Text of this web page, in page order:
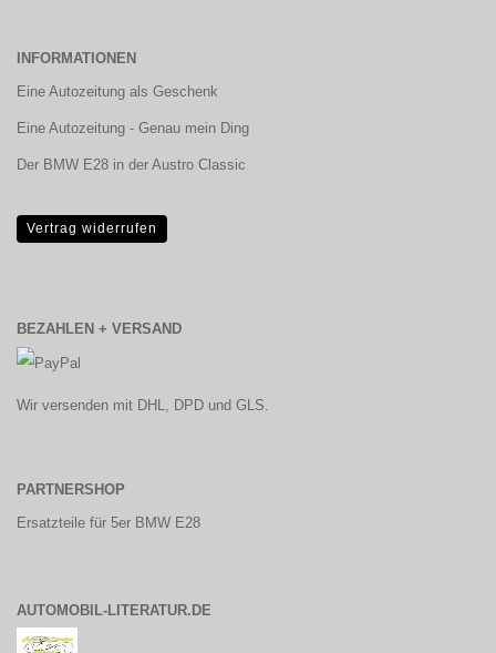
INFORMATIONEN
Eine Autozeitung als Geschenk
Eine Autozeitung - Genau mein Ding
Der BMW E28 in der Austro Classic
Vertrag widerrufen
BEZAHLEN + VERSAND
Wir versenden mit DHL, DPD und GLS.
PARTNERSHOP
Ersatzteile für 5er BMW E28
AUTOMOBIL-LITERATUR.DE